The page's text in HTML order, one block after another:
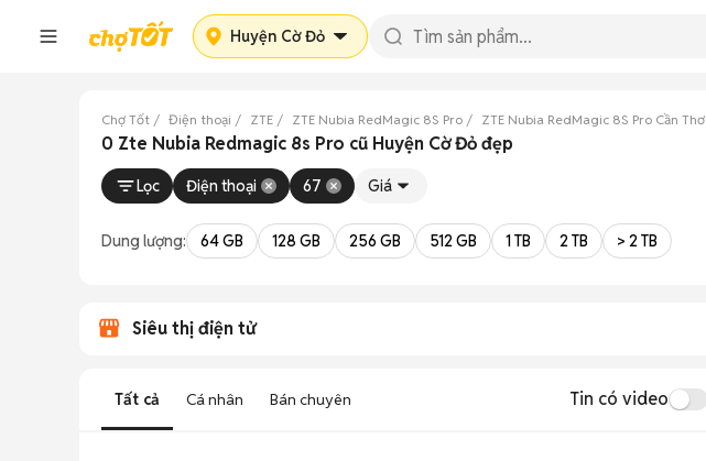
Huyện Cờ Đỏ
Chợ Tốt Điện thoại ZTE ZTE Nubia RedMagic 8S Pro ZTE Nubia RedMagic 8S Pro Cần Thơ
0 Zte Nubia Redmagic 8s Pro cũ Huyện Cờ Đỏ đẹp
Lọc Điện thoại 67 Giá
Dung lượng: 64 GB 128 GB 256 GB 512 GB 1 TB 2 TB > 2 TB
Siêu thị điện tử
Tất cả Cá nhân Bán chuyên Tin có video